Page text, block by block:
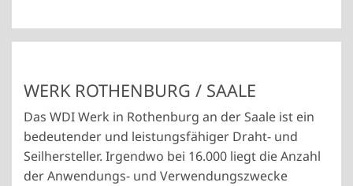
WERK ROTHENBURG / SAALE
Das WDI Werk in Rothenburg an der Saale ist ein
bedeutender und leistungsfähiger Draht- und
Seilhersteller. Irgendwo bei 16.000 liegt die Anzahl
der Anwendungs- und Verwendungszwecke